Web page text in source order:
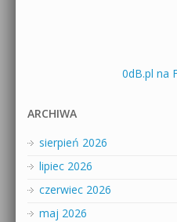
0dB.pl na
ARCHIWA
sierpień 2026
lipiec 2026
czerwiec 2026
maj 2026